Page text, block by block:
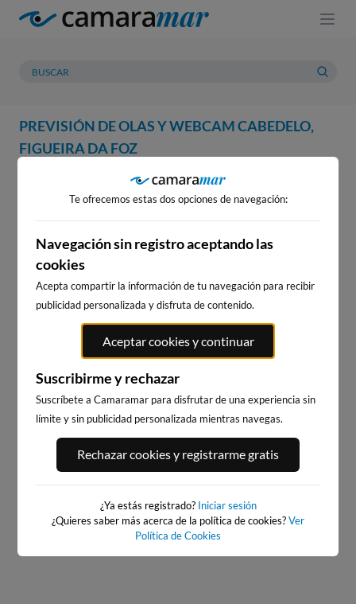
PREVISIÓN DE OLAS Y WEBCAM CABEDELO,
FIGUEIRA DA FOZ
PREVISIÓN METEOROLOGÍA
WEBCAM CABEDELO,
FIGUEIRA DA FOZ
WEBCAMS CERCANAS
219km · Baiona
0.1 m CHOPI
BAIONA_SANTA_MARTA
219km · Baiona
Te ofrecemos estas dos opciones de navegación:
Navegación sin registro aceptando las
cookies
Acepta compartir la información de tu navegación para recibir
publicidad personalizada y disfruta de contenido.
Aceptar cookies y continuar
Suscribirme y rechazar
Suscríbete a Camaramar para disfrutar de una experiencia sin
límite y sin publicidad personalizada mientras navegas.
Rechazar cookies y registrarme gratis
¿Ya estás registrado? Iniciar sesión
¿Quieres saber más acerca de la política de cookies?Ver
Política de Cookies